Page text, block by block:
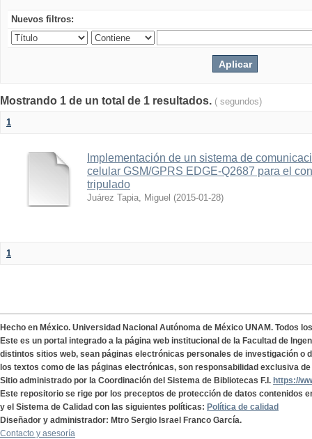
Nuevos filtros:
Mostrando 1 de un total de 1 resultados. ( segundos)
1
Implementación de un sistema de
celular GSM/GPRS EDGE-Q2687 para el
tripulado
Juárez Tapia, Miguel (2015-01-28)
1
Hecho en México. Universidad Nacional Autónoma de México UNAM. Todos
Este es un portal integrado a la página web institucional de la Facultad de
distintos sitios web, sean páginas electrónicas personales de investigación o
los textos como de las páginas electrónicas, son responsabilidad exclusiva
Sitio administrado por la Coordinación del Sistema de Bibliotecas F.I. https://
Este repositorio se rige por los preceptos de protección de datos contenidos
y el Sistema de Calidad con las siguientes políticas: Política de calidad
Diseñador y administrador: Mtro Sergio Israel Franco García.
Contacto y asesoría